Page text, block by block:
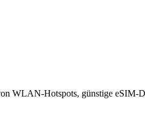
WLAN-Hotspots, günstige